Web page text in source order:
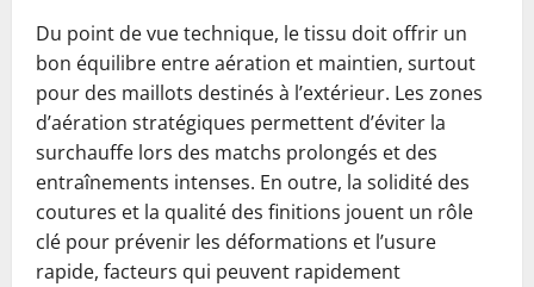
Du point de vue technique, le tissu doit offrir un
bon équilibre entre aération et maintien, surtout
pour des maillots destinés à l’extérieur. Les zones
d’aération stratégiques permettent d’éviter la
surchauffe lors des matchs prolongés et des
entraînements intenses. En outre, la solidité des
coutures et la qualité des finitions jouent un rôle
clé pour prévenir les déformations et l’usure
rapide, facteurs qui peuvent rapidement